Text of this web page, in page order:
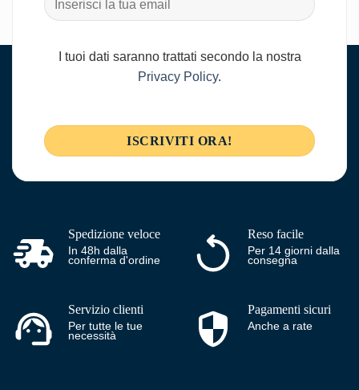
I tuoi dati saranno trattati secondo la nostra
Privacy Policy.
Spedizione veloce
In 48h dalla
conferma d'ordine
Reso facile
Per 14 giorni dalla
consegna
Servizio clienti
Per tutte le tue
necessità
Pagamenti sicuri
Anche a rate